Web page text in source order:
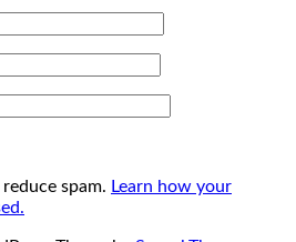
spam. Learn how your